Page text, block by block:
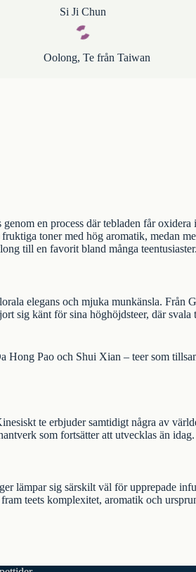
Si Ji Chun
Oolong, Te från Taiwan
en process där tebladen får
toner med hög aromatik, medan
till en favorit bland många teentusiaster.
elegans och mjuka munkänsla. Från
sig känt för sina höghöjdsteer, där
Hong Pao och Shui Xian – teer som
te erbjuder samtidigt några av
som fortsätter att utvecklas än idag.
lämpar sig särskilt väl för upprepade
teets komplexitet, aromatik och